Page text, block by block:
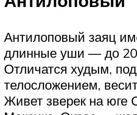
Антилоповый заяц
длинные уши — до
Отличатся худым,
телосложением,
Живет зверек на